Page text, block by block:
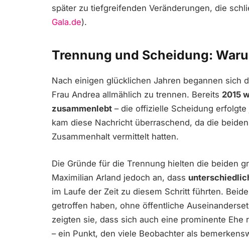
später zu tiefgreifenden Veränderungen, die
Gala.de).
Trennung und Scheidung:
Nach einigen glücklichen Jahren begannen sich
Frau Andrea allmählich zu trennen. Bereits 2015
zusammenlebt – die offizielle Scheidung erfolgte
kam diese Nachricht überraschend, da die
Zusammenhalt vermittelt hatten.
Die Gründe für die Trennung hielten die beiden
Maximilian Arland jedoch an, dass
im Laufe der Zeit zu diesem Schritt führten.
getroffen haben, ohne öffentliche
zeigten sie, dass sich auch eine prominente
– ein Punkt, den viele Beobachter als